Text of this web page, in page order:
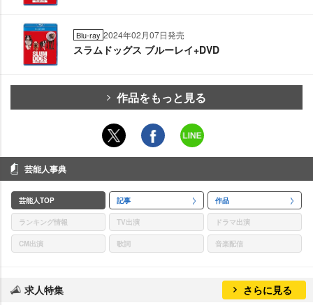
Blu-ray 2024年02月07日発売
スラムドッグス ブルーレイ+DVD
作品をもっと見る
芸能人事典
芸能人TOP 記事 作品
ランキング情報 TV出演 ドラマ出演
CM出演 歌詞 音楽配信
求人特集 さらに見る